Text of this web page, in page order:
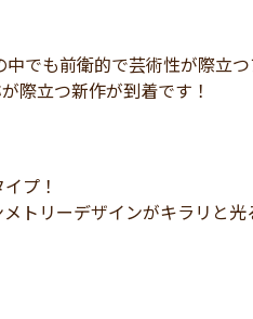
でも前衛的で芸術性が際立
際立つ新作が到着です！
プ！
トリーデザインがキラリと光